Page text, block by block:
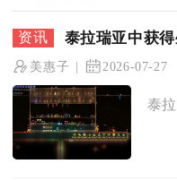
泰拉瑞亚中获
美惠子 2026-07-27
泰